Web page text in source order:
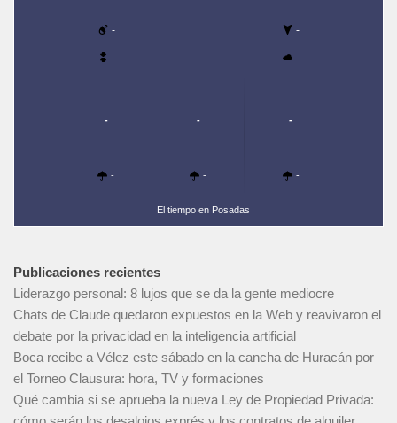
- -
- -
-
-
-
-
-
-
-
-
-
El tiempo en Posadas
Publicaciones recientes
Liderazgo personal: 8 lujos que se da la gente mediocre
Chats de Claude quedaron expuestos en la Web y reavivaron el
debate por la privacidad en la inteligencia artificial
Boca recibe a Vélez este sábado en la cancha de Huracán por
el Torneo Clausura: hora, TV y formaciones
Qué cambia si se aprueba la nueva Ley de Propiedad Privada: